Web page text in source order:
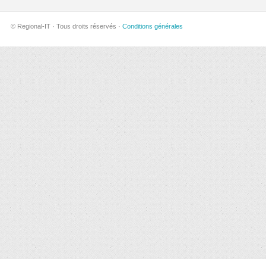
© Regional-IT · Tous droits réservés · Conditions générales